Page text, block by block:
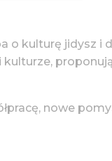
o kulturę jidysz i
kulturze,
nowe